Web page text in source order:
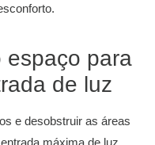
espaço para
de luz
e desobstruir as áreas